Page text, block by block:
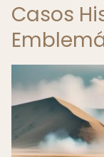
Casos